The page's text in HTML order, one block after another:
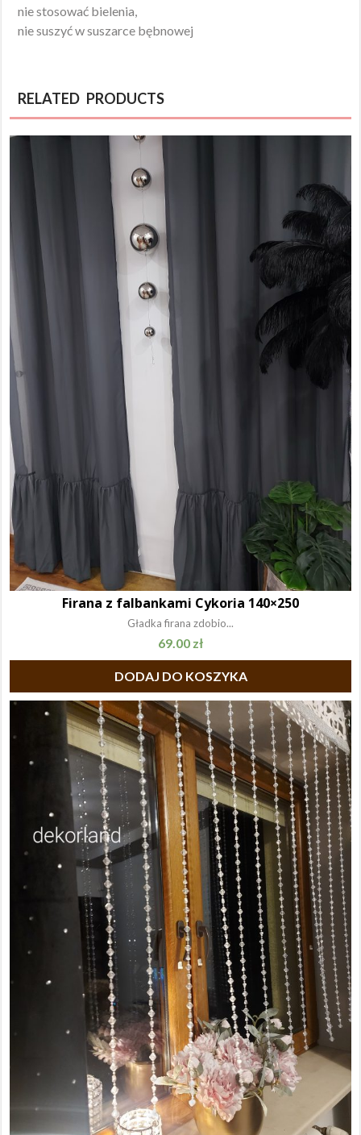
nie stosować bielenia,
nie suszyć w suszarce bębnowej
RELATED PRODUCTS
Firana z falbankami Cykoria 140×250
Gładka firana zdobio...
69.00 zł
DODAJ DO KOSZYKA